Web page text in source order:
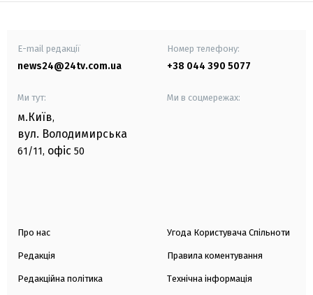
E-mail редакції
news24@24tv.com.ua
Номер телефону:
+38 044 390 5077
Ми тут:
м.Київ,
вул. Володимирська
61/11, офіс 50
Ми в соцмережах:
Про нас
Редакція
Редакційна політика
Угода Користувача Спільноти
Правила коментування
Технічна інформація